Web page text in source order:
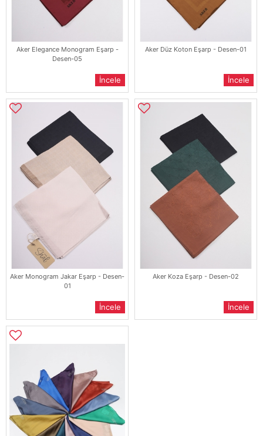
Aker Elegance Monogram Eşarp -
Desen-05
İncele
Aker Düz Koton Eşarp - Desen-01
İncele
Aker Monogram Jakar Eşarp - Desen-
01
İncele
Aker Koza Eşarp - Desen-02
İncele